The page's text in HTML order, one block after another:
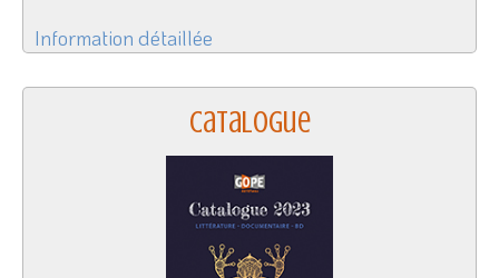
Information détaillée
Catalogue